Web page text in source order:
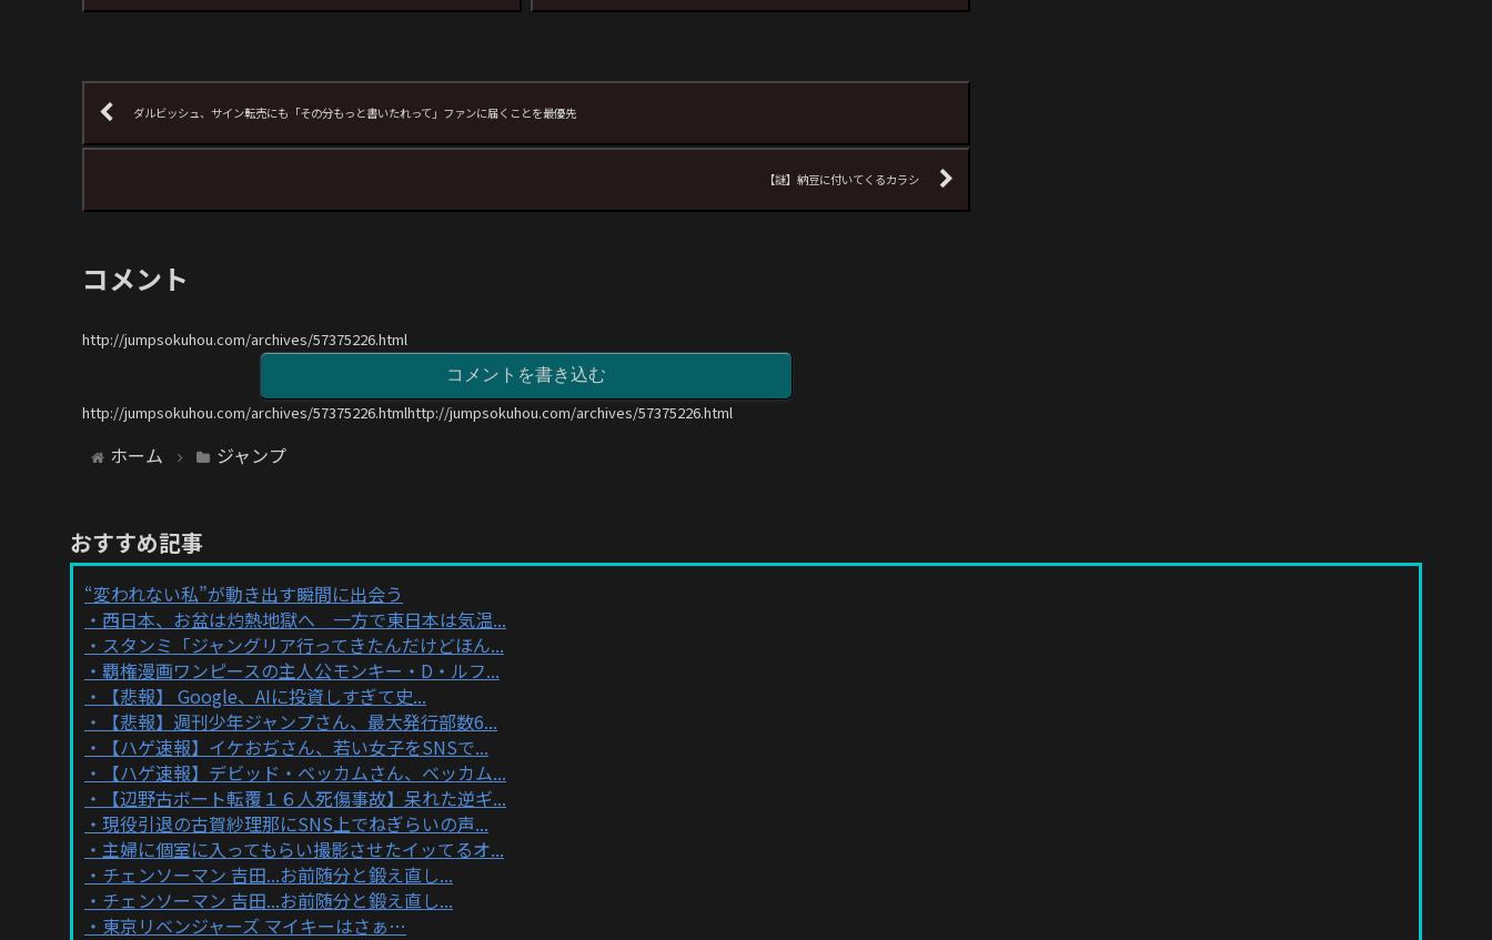
ダルビッシュ、サイン転売にも「その分もっと書いたれって」ファンに届くことを最優先
【謎】納豆に付いてくるカラシ
コメント
http://jumpsokuhou.com/archives/57375226.html
コメントを書き込む
http://jumpsokuhou.com/archives/57375226.htmlhttp://jumpsokuhou.com/archives/57375226.html
ホーム ジャンプ
おすすめ記事
“変われない私”が動き出す瞬間に出会う
西日本、お盆は灼熱地獄へ 一方で東日本は気温...
スタンミ「ジャングリア行ってきたんだけどほん...
覇権漫画ワンピースの主人公モンキー・D・ルフ...
【悲報】 Google、AIに投資しすぎて史...
【悲報】週刊少年ジャンプさん、最大発行部数6...
【ハゲ速報】イケおぢさん、若い女子をSNSで...
【ハゲ速報】デビッド・ベッカムさん、ベッカム...
【辺野古ボート転覆１６人死傷事故】呆れた逆ギ...
現役引退の古賀紗理那にSNS上でねぎらいの声...
主婦に個室に入ってもらい撮影させたイッてるオ...
チェンソーマン 吉田...お前随分と鍛え直し...
チェンソーマン 吉田...お前随分と鍛え直し...
東京リベンジャーズ マイキーはさぁ…